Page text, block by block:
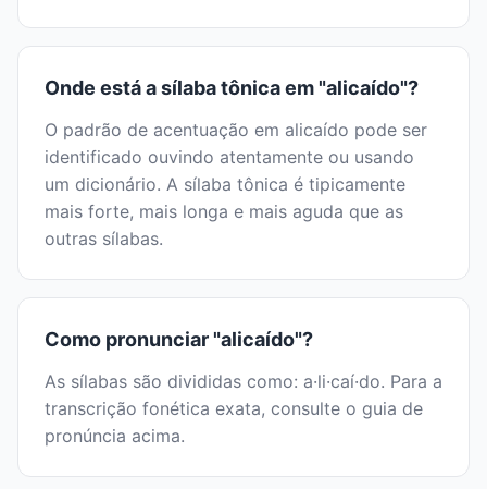
Onde está a sílaba tônica em "alicaído"?
O padrão de acentuação em alicaído pode ser
identificado ouvindo atentamente ou usando
um dicionário. A sílaba tônica é tipicamente
mais forte, mais longa e mais aguda que as
outras sílabas.
Como pronunciar "alicaído"?
As sílabas são divididas como: a·li·caí·do. Para a
transcrição fonética exata, consulte o guia de
pronúncia acima.